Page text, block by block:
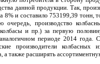
данной продукции. Так,
8% и составило 753199,39 тонн,
производство
и пр.) за первую
периоде 2014 года.
производители колбасных
а также расширять